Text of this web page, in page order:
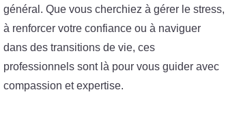
général. Que vous cherchiez à gérer le stress,
à renforcer votre confiance ou à naviguer
dans des transitions de vie, ces
professionnels sont là pour vous guider avec
compassion et expertise.